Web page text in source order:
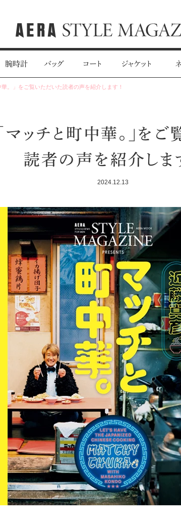
腕時計 バッグ コート ジャケット
。」をご覧いただいた読者の声を紹介します！
マッチと町中華。」を
読者の声を紹介しま
2024.12.13